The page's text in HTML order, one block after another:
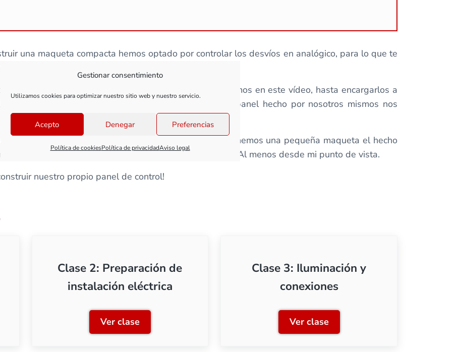
Gestionar consentimiento
Utilizamos cookies para optimizar nuestro sitio web y nuestro servicio.
Acepto Denegar Preferencias
Política de cookiesPolítica de privacidadAviso legal
una maqueta compacta hemos optado por controlar los desvíos en analógico, para lo que te
con elementos muy sencillos de encontrar.
de muchas formas, desde artesanalmente, como hacemos en este vídeo, hasta encargarlos a
o PVC. En general, si es una maqueta sencilla, un panel hecho por nosotros mismos nos
de control de desvíos, aunque en general, si tenemos una pequeña maqueta el hecho
siempre aporta sencillez y un extra de jugabilidad. Al menos desde mi punto de vista.
nuestro propio panel de control!
control
Clase 2: Preparación de
instalación eléctrica
Ver claseClase 2: Preparación de instalación eléctrica
Clase 3: Iluminación y
conexiones
Ver claseClase 3: Iluminación y conexiones